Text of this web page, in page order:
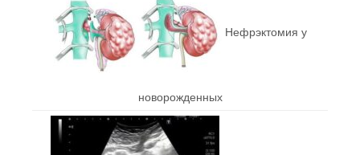
Нефрэктомия у
новорожденных